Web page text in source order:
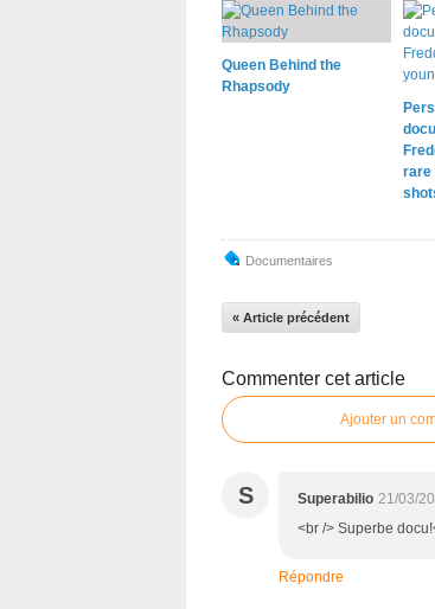
Queen Behind the
Rhapsody
rare
Documentaires
« Article précédent
Commenter cet article
Ajouter un
S Superabilio 21/03/
<br /> Superbe
Répondre